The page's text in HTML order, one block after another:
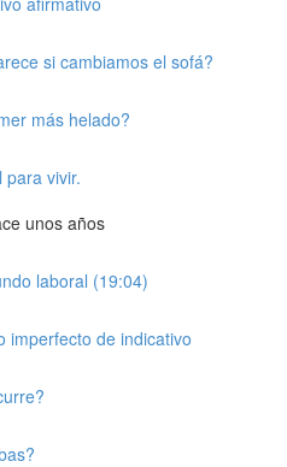
si cambiamos el sofá?
más helado?
para vivir.
unos años
laboral (19:04)
imperfecto de indicativo